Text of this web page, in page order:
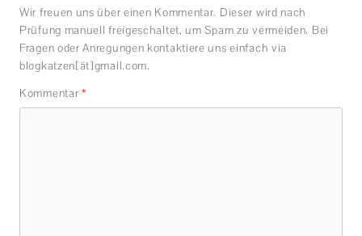
Wir freuen uns über einen Kommentar. Dieser wird nach
Prüfung manuell freigeschaltet, um Spam zu vermeiden. Bei
Fragen oder Anregungen kontaktiere uns einfach via
blogkatzen[ät]gmail.com.
Kommentar *